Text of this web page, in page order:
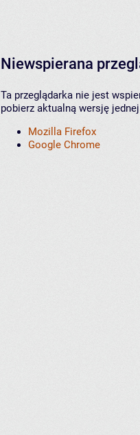
Niewspierana
Ta przeglądarka nie jest
pobierz aktualną wersję
Mozilla Firefox
Google Chrome